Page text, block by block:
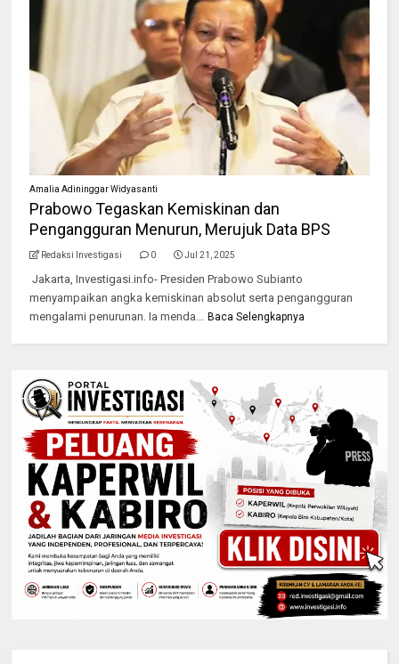
Amalia Adininggar Widyasanti
Prabowo Tegaskan Kemiskinan dan
Pengangguran Menurun, Merujuk Data BPS
Redaksi Investigasi 0 Jul 21, 2025
Jakarta, Investigasi.info- Presiden Prabowo Subianto
menyampaikan angka kemiskinan absolut serta pengangguran
mengalami penurunan. Ia menda...
Baca Selengkapnya